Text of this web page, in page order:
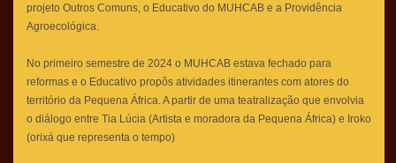
projeto Outros Comuns, o Educativo do MUHCAB e a Providência
Agroecológica.
No primeiro semestre de 2024 o MUHCAB estava fechado para
reformas e o Educativo propôs atividades itinerantes com atores do
território da Pequena África. A partir de uma teatralização que envolvia
o diálogo entre Tia Lúcia (Artista e moradora da Pequena África) e Iroko
(orixá que representa o tempo)